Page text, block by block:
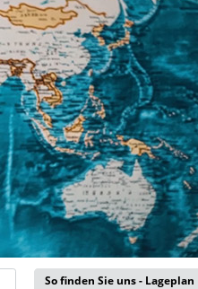
So finden Sie uns - Lageplan